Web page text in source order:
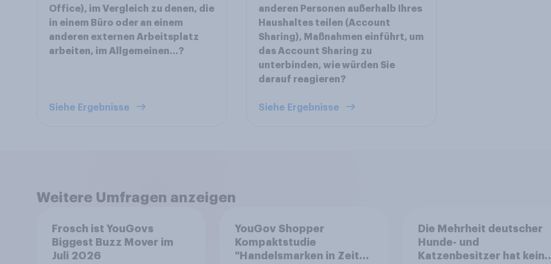
Office), im Vergleich zu denen, die
in einem Büro oder an einem
anderen externen Arbeitsplatz
arbeiten, im Allgemeinen...?
Siehe Ergebnisse
anderen Personen außerhalb Ihres
Haushaltes teilen (Account
Sharing), Maßnahmen einführt, um
das Account Sharing zu
unterbinden, wie würden Sie
darauf reagieren?
Siehe Ergebnisse
Weitere Umfragen anzeigen
Frosch ist YouGovs
Biggest Buzz Mover im
Juli 2026
YouGov Shopper
Kompaktstudie
"Handelsmarken in Zeiten
Die Mehrheit deutscher
Hunde- und
Katzenbesitzer hat keine